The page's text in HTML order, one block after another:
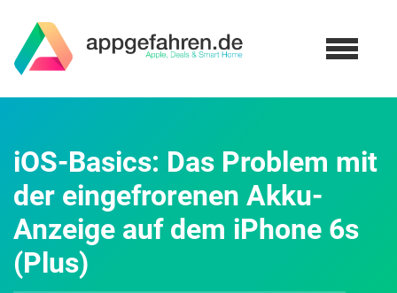
iOS-Basics: Das Problem mit
der eingefrorenen Akku-
Anzeige auf dem iPhone 6s
(Plus)